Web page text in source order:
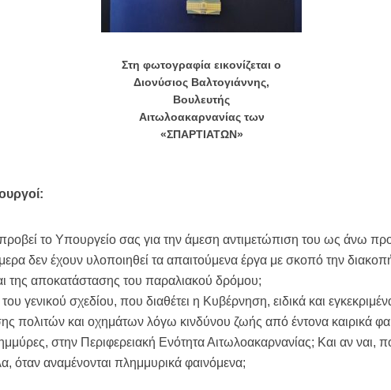
Στη φωτογραφία εικονίζεται ο
Διονύσιος Βαλτογιάννης,
Βουλευτής
Αιτωλοακαρνανίας των
«ΣΠΑΡΤΙΑΤΩΝ»
προβεί το Υπουργείο σας για την άμεση αντιμετώπιση του ως άνω
δεν έχουν υλοποιηθεί τα απαιτούμενα έργα με σκοπό την
της αποκατάστασης του παραλιακού δρόμου;
γενικού σχεδίου, που διαθέτει η Κυβέρνηση, ειδικά και
πολιτών και οχημάτων λόγω κινδύνου ζωής από έντονα καιρικά
στην Περιφερειακή Ενότητα Αιτωλοακαρνανίας; Και αν ναι,
όταν αναμένονται πλημμυρικά φαινόμενα;